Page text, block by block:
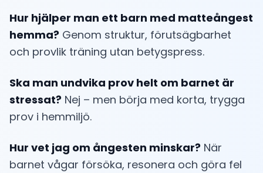
Hur hjälper man ett barn med matteångest
hemma? Genom struktur, förutsägbarhet
och provlik träning utan betygspress.
Ska man undvika prov helt om barnet är
stressat? Nej – men börja med korta, trygga
prov i hemmiljö.
Hur vet jag om ångesten minskar? När
barnet vågar försöka, resonera och göra fel